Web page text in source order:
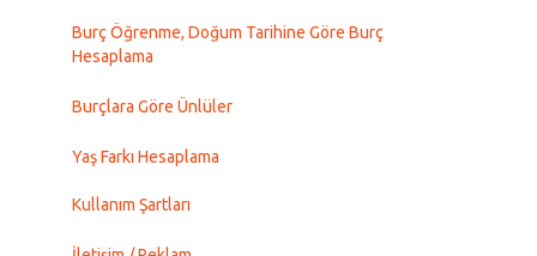
Burç Öğrenme, Doğum Tarihine Göre Burç
Hesaplama
Burçlara Göre Ünlüler
Yaş Farkı Hesaplama
Kullanım Şartları